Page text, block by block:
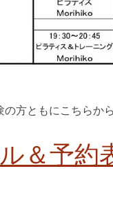
方ともにこちらか
＆予約